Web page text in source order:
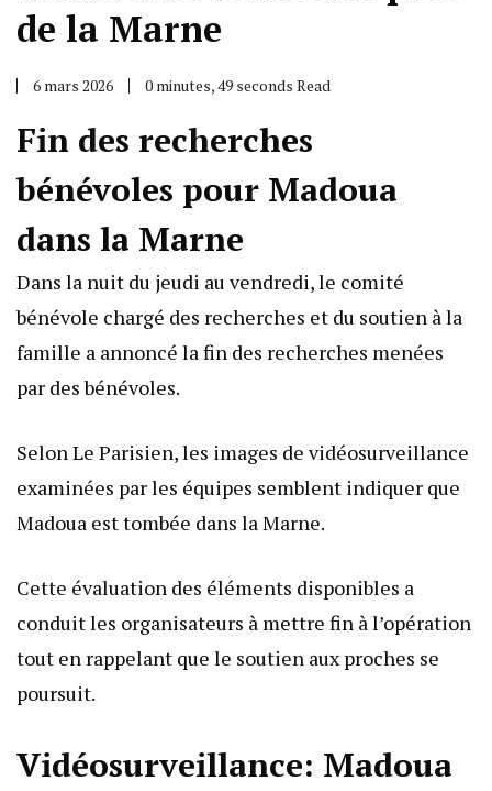
de la Marne
6 mars 2026 0 minutes, 49 seconds Read
Fin des recherches
bénévoles pour Madoua
dans la Marne
Dans la nuit du jeudi au vendredi, le comité
bénévole chargé des recherches et du soutien à la
famille a annoncé la fin des recherches menées
par des bénévoles.
Selon Le Parisien, les images de vidéosurveillance
examinées par les équipes semblent indiquer que
Madoua est tombée dans la Marne.
Cette évaluation des éléments disponibles a
conduit les organisateurs à mettre fin à l’opération
tout en rappelant que le soutien aux proches se
poursuit.
Vidéosurveillance: Madoua